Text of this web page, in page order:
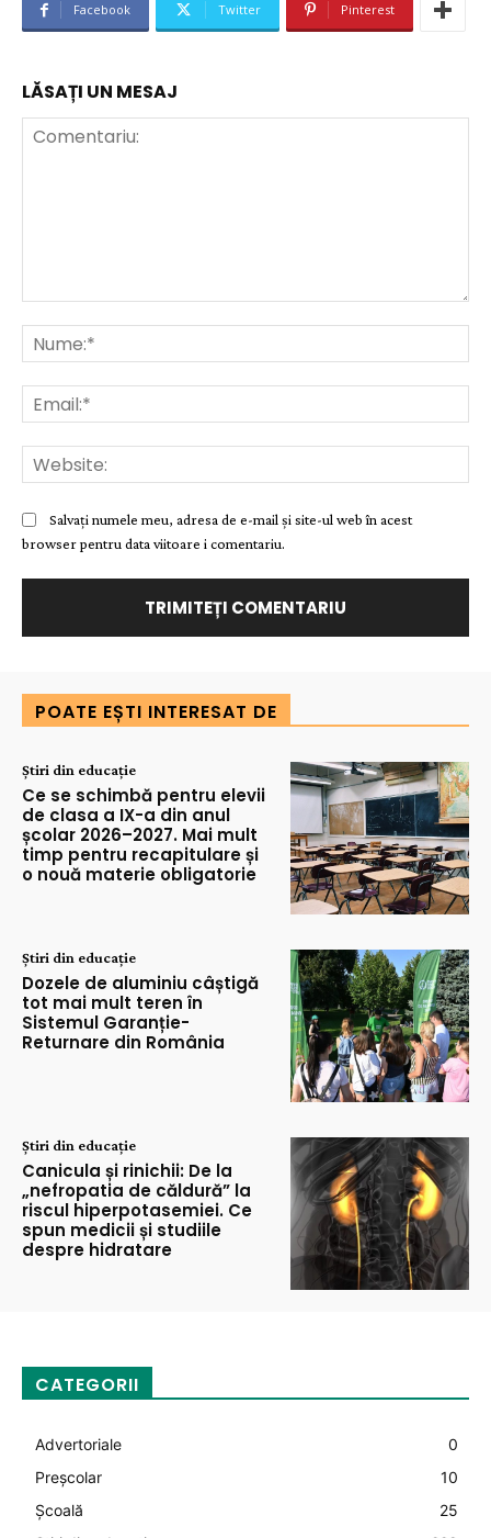
Facebook Twitter Pinterest
LĂSAȚI UN MESAJ
Salvați numele meu, adresa de e-mail și site-ul web în acest
browser pentru data viitoare i comentariu.
POATE EȘTI INTERESAT DE
Știri din educație
Ce se schimbă pentru elevii
de clasa a IX-a din anul
școlar 2026–2027. Mai mult
timp pentru recapitulare și
o nouă materie obligatorie
Știri din educație
Dozele de aluminiu câștigă
tot mai mult teren în
Sistemul Garanție-
Returnare din România
Știri din educație
Canicula și rinichii: De la
„nefropatia de căldură” la
riscul hiperpotasemiei. Ce
spun medicii și studiile
despre hidratare
CATEGORII
Advertoriale
0
Preșcolar
10
Şcoală
25